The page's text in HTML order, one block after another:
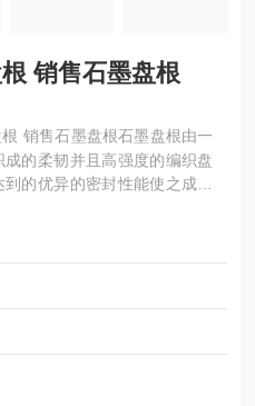
销售石墨盘根
销售石墨盘根石墨盘根由一
的柔韧并且高强度的编织盘
的优异的密封性能使之成为